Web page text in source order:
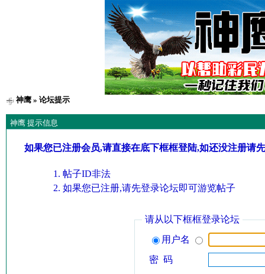
神鹰» 论坛提示
神鹰 提示信息
如果您已注册会员,请直接在底下框框登陆,如还没注册请
帖子ID非法
如果您已注册,请先登录论坛即可游览帖子
请从以下框框登录论坛
用户名
密 码